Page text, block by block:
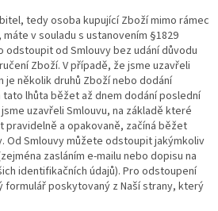
tedy osoba kupující Zboží mimo rámec
v souladu s ustanovením §1829
odstoupit od Smlouvy bez udání důvodu
Zboží. V případě, že jsme uzavřeli
je několik druhů Zboží nebo dodání
lhůta běžet až dnem dodání poslední
uzavřeli Smlouvu, na základě které
pravidelně a opakovaně, začíná běžet
Od Smlouvy můžete odstoupit jakýmkoliv
zasláním e-mailu nebo dopisu na
identifikačních údajů). Pro odstoupení
poskytovaný z Naší strany, který